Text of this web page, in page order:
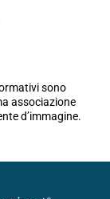
sono
associazione
d’immagine.